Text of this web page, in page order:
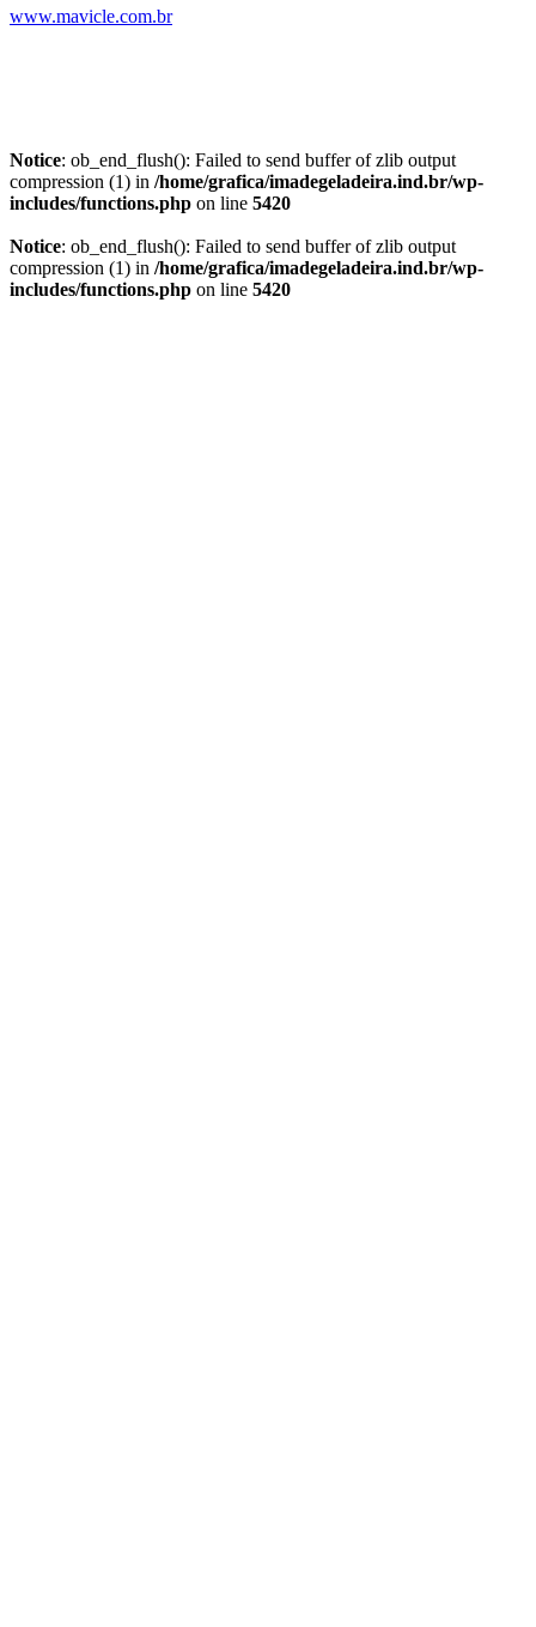
www.mavicle.com.br
Notice: ob_end_flush(): Failed to send buffer of zlib output
compression (1) in /home/grafica/imadegeladeira.ind.br/wp-
includes/functions.php on line 5420
Notice: ob_end_flush(): Failed to send buffer of zlib output
compression (1) in /home/grafica/imadegeladeira.ind.br/wp-
includes/functions.php on line 5420